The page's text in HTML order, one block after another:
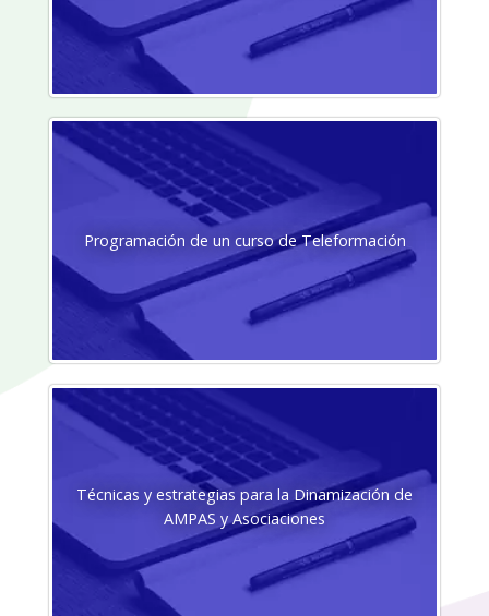
Programación de un curso de Teleformación
Técnicas y estrategias para la Dinamización de
AMPAS y Asociaciones